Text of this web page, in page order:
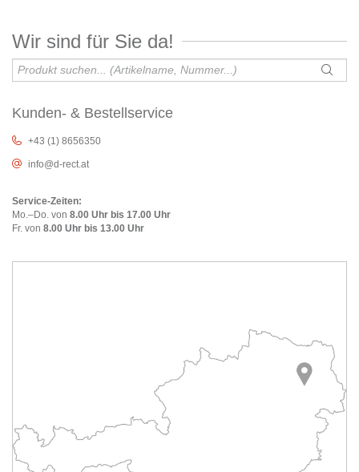
Wir sind für Sie da!
Kunden- & Bestellservice
+43 (1) 8656350
info@d-rect.at
Service-Zeiten:
Mo.–Do. von 8.00 Uhr bis 17.00 Uhr
Fr. von 8.00 Uhr bis 13.00 Uhr